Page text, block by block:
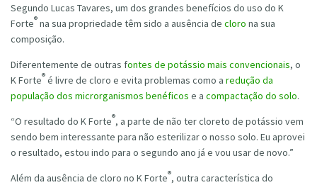
Segundo Lucas Tavares, um dos grandes benefícios do uso do K
Forte® na sua propriedade têm sido a ausência de cloro na sua
composição.
Diferentemente de outras fontes de potássio mais convencionais, o
K Forte® é livre de cloro e evita problemas como a redução da
população dos microrganismos benéficos e a compactação do solo.
“O resultado do K Forte®, a parte de não ter cloreto de potássio vem
sendo bem interessante para não esterilizar o nosso solo. Eu aprovei
o resultado, estou indo para o segundo ano já e vou usar de novo.”
Além da ausência de cloro no K Forte®, outra característica do